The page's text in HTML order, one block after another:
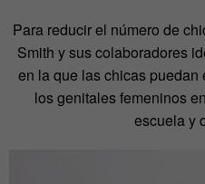
Para reducir el número de
Smith y sus colaboradores
en la que las chicas puedan
los genitales femeninos
escuela y